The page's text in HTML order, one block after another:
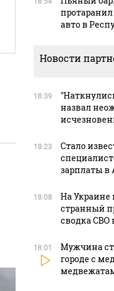
протаранил
авто в
Новости
18:39
назвал
18:23
Стало
зарплаты в
18:08
На Украине
странный
сводка СВО
18:01
Мужчина
городе с